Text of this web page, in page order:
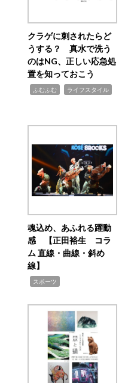
クラゲに刺されたらど
うする？ 真水で洗う
のはNG、正しい応急処
置を知っておこう
ふむふむ ライフスタイル
魂込め、あふれる躍動
感 【正田裕生 コラ
ム 直線・曲線・斜め
線】
スポーツ